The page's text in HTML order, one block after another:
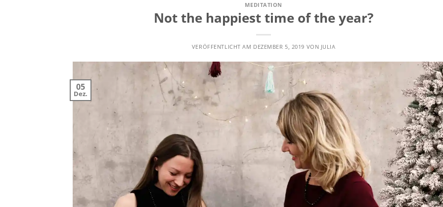
MEDITATION
Not the happiest time of the year?
VERÖFFENTLICHT AM DEZEMBER 5, 2019 VON JULIA
05
Dez.